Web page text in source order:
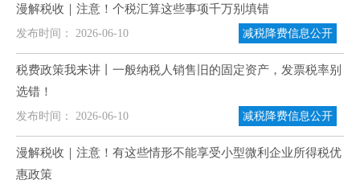
漫解税收｜注意！个税汇算这些事项千万别填错
发布时间： 2026-06-10 减税降费信息公开
税费政策我来讲丨一般纳税人销售旧的固定资产，发票税率别
选错！
发布时间： 2026-06-10 减税降费信息公开
漫解税收｜注意！有这些情形不能享受小型微利企业所得税优
惠政策